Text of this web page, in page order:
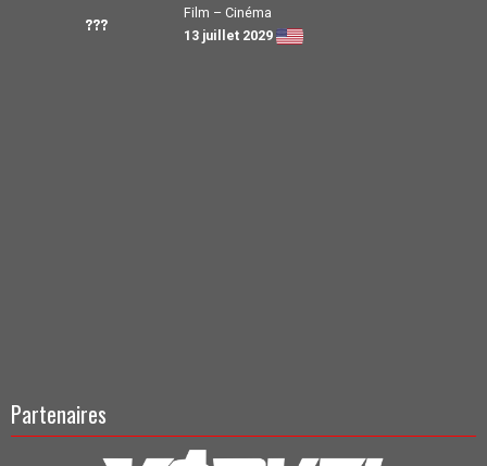
???
Film – Cinéma
13 juillet 2029
Partenaires